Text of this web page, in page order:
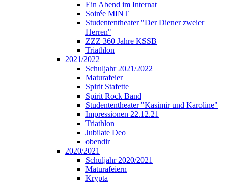
Ein Abend im Internat
Soirée MINT
Studententheater "Der Diener zweier
Herren"
ZZZ 360 Jahre KSSB
Triathlon
2021/2022
Schuljahr 2021/2022
Maturafeier
Spirit Stafette
Spirit Rock Band
Studententheater "Kasimir und Karoline"
Impressionen 22.12.21
Triathlon
Jubilate Deo
obendir
2020/2021
Schuljahr 2020/2021
Maturafeiern
Krypta